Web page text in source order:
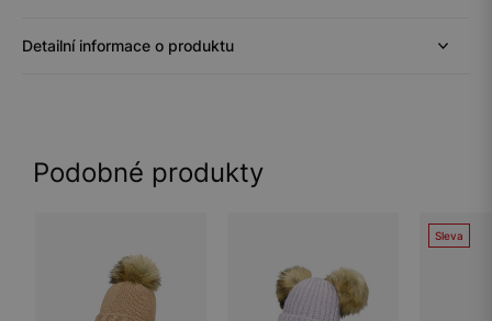
Detailní informace o produktu
Podobné produkty
Sleva